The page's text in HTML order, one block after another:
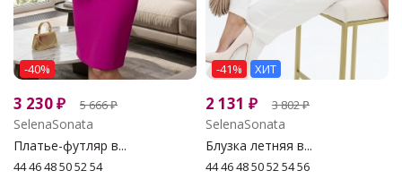
-40%
3 230₽ 5 666₽
SelenaSonata
Платье-футляр в...
44 46 48 50 52 54
-41% ХИТ
2 131 ₽ 3 802₽
SelenaSonata
Блузка летняя в...
44 46 48 50 52 54 56